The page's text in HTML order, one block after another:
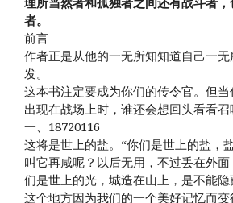
者。
前言
作者正是从他的一无所知知道自己一
发。
这本书注定要成为你们的传令官。但
出现在战场上时，谁还会想回头看看召
一、18720116
这将是世上的盐。“你们是世上的盐，
叫它再咸呢？以后无用，不过丢在外
们是世上的光，城造在山上，是不能隐
这个地方因为我们的一个美好记忆而变